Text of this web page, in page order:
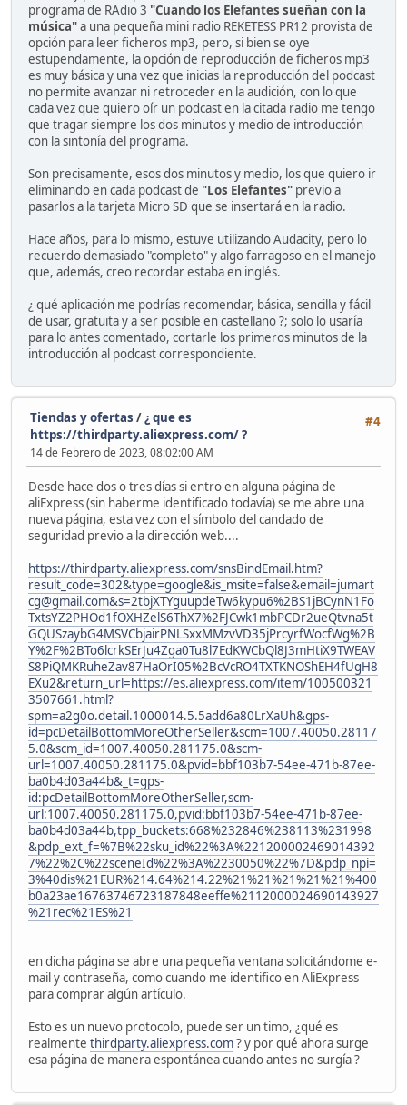
programa de RAdio 3 "Cuando los Elefantes sueñan con la
música"a una pequeña mini radio REKETESS PR12 provista de
opción para leer ficheros mp3, pero, si bien se oye
estupendamente, la opción de reproducción de ficheros mp3
es muy básica y una vez que inicias la reproducción del podcast
no permite avanzar ni retroceder en la audición, con lo que
cada vez que quiero oír un podcast en la citada radio me tengo
que tragar siempre los dos minutos y medio de introducción
con la sintonía del programa.
Son precisamente, esos dos minutos y medio, los que quiero ir
eliminando en cada podcast de "Los Elefantes" previo a
pasarlos a la tarjeta Micro SD que se insertará en la radio.
Hace años, para lo mismo, estuve utilizando Audacity, pero lo
recuerdo demasiado "completo" y algo farragoso en el manejo
que, además, creo recordar estaba en inglés.
¿ qué aplicación me podrías recomendar, básica, sencilla y fácil
de usar, gratuita y a ser posible en castellano ?; solo lo usaría
para lo antes comentado, cortarle los primeros minutos de la
introducción al podcast correspondiente.
#4
Tiendas y ofertas /¿ que es
https://thirdparty.aliexpress.com/ ?
14 de Febrero de 2023, 08:02:00 AM
Desde hace dos o tres días si entro en alguna página de
aliExpress (sin haberme identificado todavía) se me abre una
nueva página, esta vez con el símbolo del candado de
seguridad previo a la dirección web....
https://thirdparty.aliexpress.com/snsBindEmail.htm?
result_code=302&type=google&is_msite=false&email=jumart
cg@gmail.com&s=2tbjXTYguupdeTw6kypu6%2BS1jBCynN1Fo
TxtsYZ2PHOd1fOXHZelS6ThX7%2FJCwk1mbPCDr2ueQtvna5t
GQUSzaybG4MSVCbjairPNLSxxMMzvVD35jPrcyrfWocfWg%2B
Y%2F%2BTo6lcrkSErJu4Zga0Tu8l7EdKWCbQl8J3mHtiX9TWEAV
S8PiQMKRuheZav87HaOrI05%2BcVcRO4TXTKNOShEH4fUgH8
EXu2&return_url=https://es.aliexpress.com/item/100500321
3507661.html?
spm=a2g0o.detail.1000014.5.5add6a80LrXaUh&gps-
id=pcDetailBottomMoreOtherSeller&scm=1007.40050.28117
5.0&scm_id=1007.40050.281175.0&scm-
url=1007.40050.281175.0&pvid=bbf103b7-54ee-471b-87ee-
ba0b4d03a44b&_t=gps-
id:pcDetailBottomMoreOtherSeller,scm-
url:1007.40050.281175.0,pvid:bbf103b7-54ee-471b-87ee-
ba0b4d03a44b,tpp_buckets:668%232846%238113%231998
&pdp_ext_f=%7B%22sku_id%22%3A%221200002469014392
7%22%2C%22sceneId%22%3A%2230050%22%7D&pdp_npi=
3%40dis%21EUR%214.64%214.22%21%21%21%21%21%400
b0a23ae16763746723187848eeffe%2112000024690143927
%21rec%21ES%21
en dicha página se abre una pequeña ventana solicitándome e-
mail y contraseña, como cuando me identifico en AliExpress
para comprar algún artículo.
Esto es un nuevo protocolo, puede ser un timo, ¿qué es
realmente thirdparty.aliexpress.com? y por qué ahora surge
esa página de manera espontánea cuando antes no surgía ?